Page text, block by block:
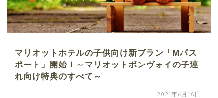
マリオットホテルの子供向け新プラン「Mパス
ポート」開始！～マリオットボンヴォイの子連
れ向け特典のすべて～
2021年6月16日